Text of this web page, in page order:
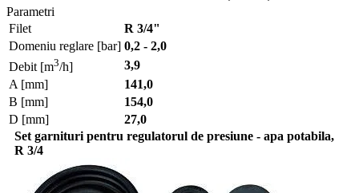
Parametri
Filet
R 3/4"
Domeniu reglare [bar] 0,2 - 2,0
Debit [m3/h]
3,9
A [mm]
141,0
B [mm]
154,0
D [mm]
27,0
Set garnituri pentru regulatorul de presiune - apa potabila,
R 3/4